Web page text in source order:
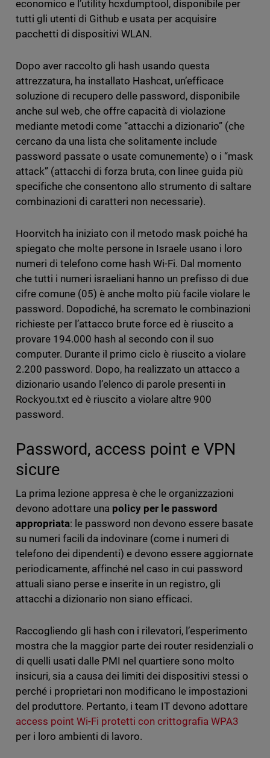
economico e l’utility hcxdumptool, disponibile per
tutti gli utenti di Github e usata per acquisire
pacchetti di dispositivi WLAN.
Dopo aver raccolto gli hash usando questa
attrezzatura, ha installato Hashcat, un’efficace
soluzione di recupero delle password, disponibile
anche sul web, che offre capacità di violazione
mediante metodi come “attacchi a dizionario” (che
cercano da una lista che solitamente include
password passate o usate comunemente) o i “mask
attack” (attacchi di forza bruta, con linee guida più
specifiche che consentono allo strumento di saltare
combinazioni di caratteri non necessarie).
Hoorvitch ha iniziato con il metodo mask poiché ha
spiegato che molte persone in Israele usano i loro
numeri di telefono come hash Wi-Fi. Dal momento
che tutti i numeri israeliani hanno un prefisso di due
cifre comune (05) è anche molto più facile violare le
password. Dopodiché, ha scremato le combinazioni
richieste per l’attacco brute force ed è riuscito a
provare 194.000 hash al secondo con il suo
computer. Durante il primo ciclo è riuscito a violare
2.200 password. Dopo, ha realizzato un attacco a
dizionario usando l’elenco di parole presenti in
Rockyou.txt ed è riuscito a violare altre 900
password.
Password, access point e VPN
sicure
La prima lezione appresa è che le organizzazioni
devono adottare una policy per le password
appropriata: le password non devono essere basate
su numeri facili da indovinare (come i numeri di
telefono dei dipendenti) e devono essere aggiornate
periodicamente, affinché nel caso in cui password
attuali siano perse e inserite in un registro, gli
attacchi a dizionario non siano efficaci.
Raccogliendo gli hash con i rilevatori, l’esperimento
mostra che la maggior parte dei router residenziali o
di quelli usati dalle PMI nel quartiere sono molto
insicuri, sia a causa dei limiti dei dispositivi stessi o
perché i proprietari non modificano le impostazioni
del produttore. Pertanto, i team IT devono adottare
access point Wi-Fi protetti con crittografia WPA3
per i loro ambienti di lavoro.